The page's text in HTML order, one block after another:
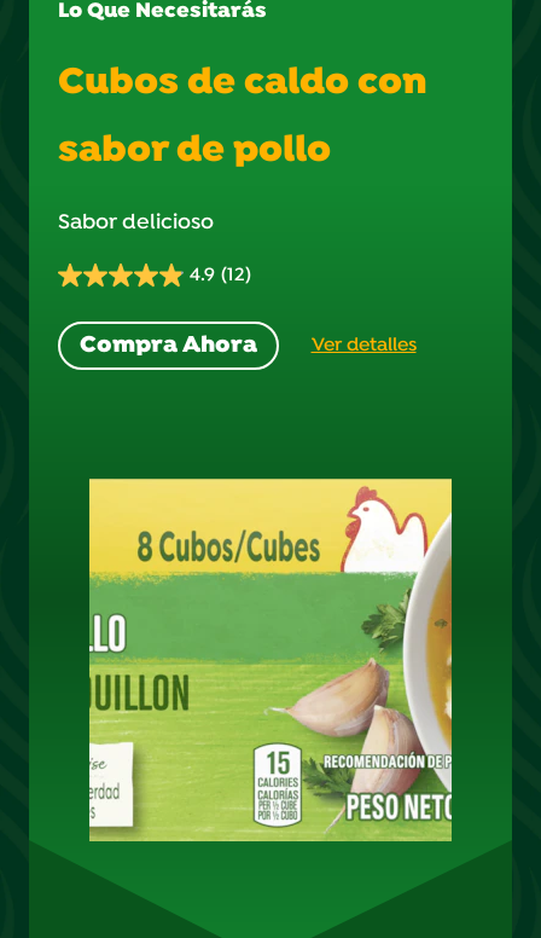
Lo Que Necesitarás
Cubos de caldo con
sabor de pollo
4.9 (12)
4.9
de
5
estrellas.
Sabor delicioso
Compra Ahora Ver detalles